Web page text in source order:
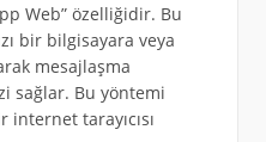
Web” özelliğidir. Bu
bir bilgisayara veya
mesajlaşma
sağlar. Bu yöntemi
tarayıcısı